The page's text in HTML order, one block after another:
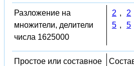
Разложение на
множители, делители
числа 1625000
2 , 2
5 , 5
Простое или составное